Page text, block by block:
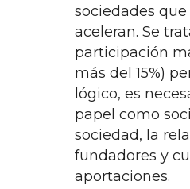
sociedades
aceleran. Se
participación
más del 15%)
lógico, es
papel como
sociedad, la
fundadores y
aportaciones.